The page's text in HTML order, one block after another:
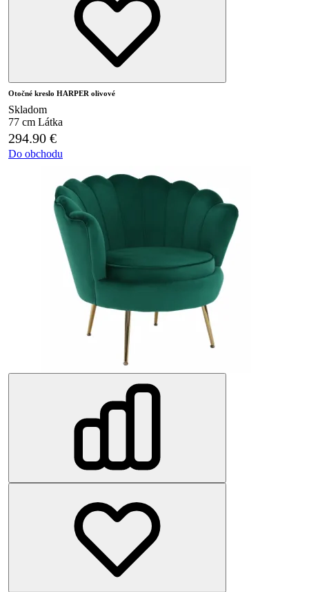
Otočné kreslo HARPER olivové
Skladom
77 cm Látka
294.90 €
Do obchodu